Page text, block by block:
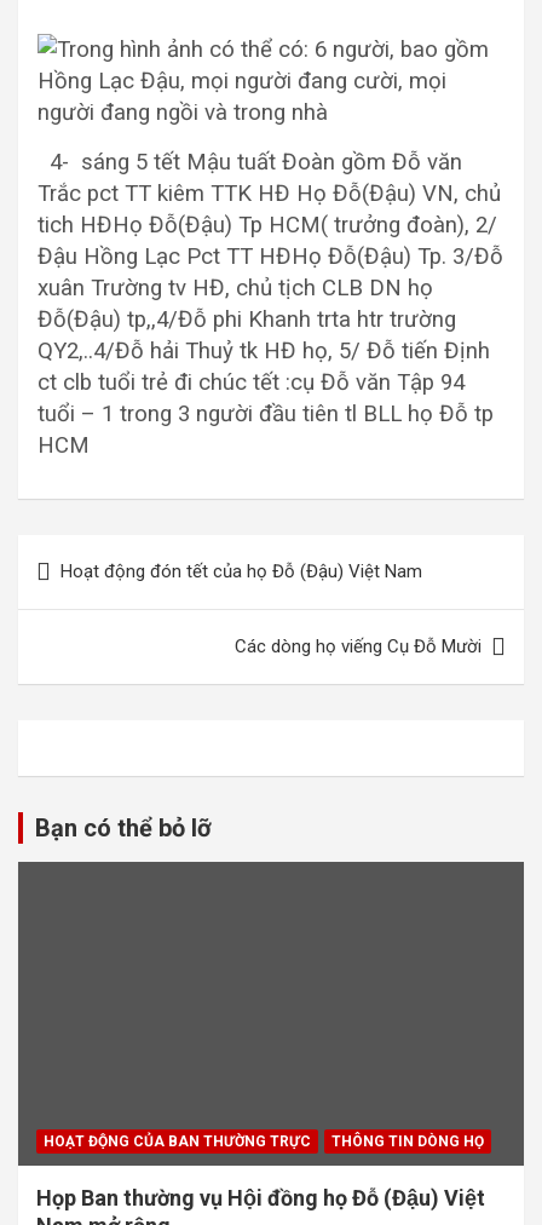
4- sáng 5 tết Mậu tuất Đoàn gồm Đỗ văn
Trắc pct TT kiêm TTK HĐ Họ Đỗ(Đậu) VN, chủ
tich HĐHọ Đỗ(Đậu) Tp HCM( trưởng đoàn), 2/
Đậu Hồng Lạc Pct TT HĐHọ Đỗ(Đậu) Tp. 3/Đỗ
xuân Trường tv HĐ, chủ tịch CLB DN họ
Đỗ(Đậu) tp,,4/Đỗ phi Khanh trta htr trường
QY2,..4/Đỗ hải Thuỷ tk HĐ họ, 5/ Đỗ tiến Định
ct clb tuổi trẻ đi chúc tết :cụ Đỗ văn Tập 94
tuổi – 1 trong 3 người đầu tiên tl BLL họ Đỗ tp
HCM
hướng
Hoạt động đón tết của họ Đỗ (Đậu) Việt Nam
Các dòng họ viếng Cụ Đỗ Mười
Bạn có thể bỏ lỡ
HOẠT ĐỘNG CỦA BAN THƯỜNG TRỰC THÔNG TIN DÒNG HỌ
Họp Ban thường vụ Hội đồng họ Đỗ (Đậu) Việt